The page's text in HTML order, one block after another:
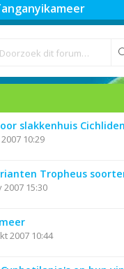
slakkenhuis
10:29
Tropheus
2007 15:30
2007 10:44